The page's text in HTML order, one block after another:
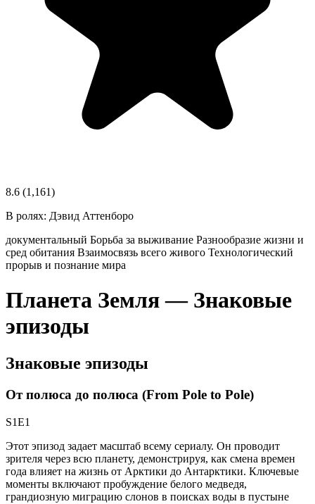
8.6 (1,161)
В ролях: Дэвид Аттенборо
документальный Борьба за выживание Разнообразие жизни и
сред обитания Взаимосвязь всего живого Технологический
прорыв и познание мира
Планета Земля — Знаковые
эпизоды
Знаковые эпизоды
От полюса до полюса (From Pole to Pole)
S1E1
Этот эпизод задает масштаб всему сериалу. Он проводит
зрителя через всю планету, демонстрируя, как смена времен
года влияет на жизнь от Арктики до Антарктики. Ключевые
моменты включают пробуждение белого медведя,
грандиозную миграцию слонов в поисках воды в пустыне